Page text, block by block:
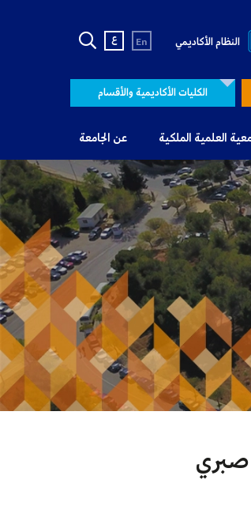
النظام الأكاديمي En ع
الكليات الأكاديمية والأقسام
العلمية الملكية عن الجامعة
صبري